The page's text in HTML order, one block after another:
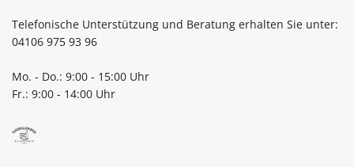
Telefonische Unterstützung und Beratung erhalten Sie unter:
04106 975 93 96
Mo. - Do.: 9:00 - 15:00 Uhr
Fr.: 9:00 - 14:00 Uhr